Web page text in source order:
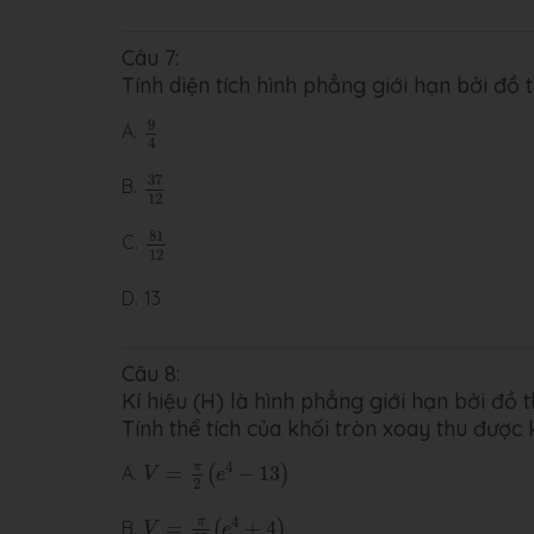
Câu 7:
Tính diện tích hình phẳng giới hạn bởi đồ
A.
9
4
9
B.
37
12
37
C.
81
12
81
D. 13
Câu 8:
Kí hiệu (H) là hình phẳng giới hạn bởi đồ
Tính thể tích của khối tròn xoay thu được
A. V = π
2 ( e 4 − 13)
V= ( e − )
B. V = π e 4 + 4
V= 32 e 4